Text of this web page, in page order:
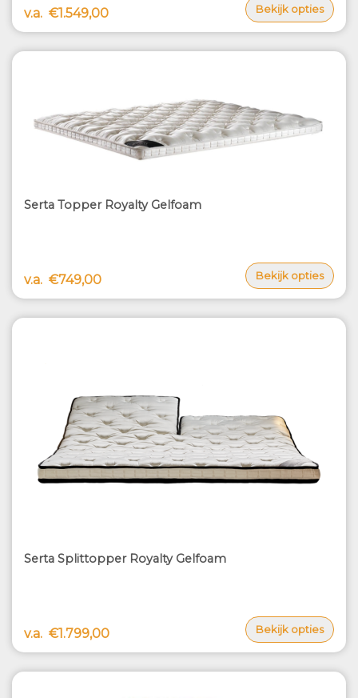
v.a. €1.549,00 Bekijk opties
Serta Topper Royalty Gelfoam
v.a. €749,00 Bekijk opties
Serta Splittopper Royalty Gelfoam
v.a. €1.799,00 Bekijk opties